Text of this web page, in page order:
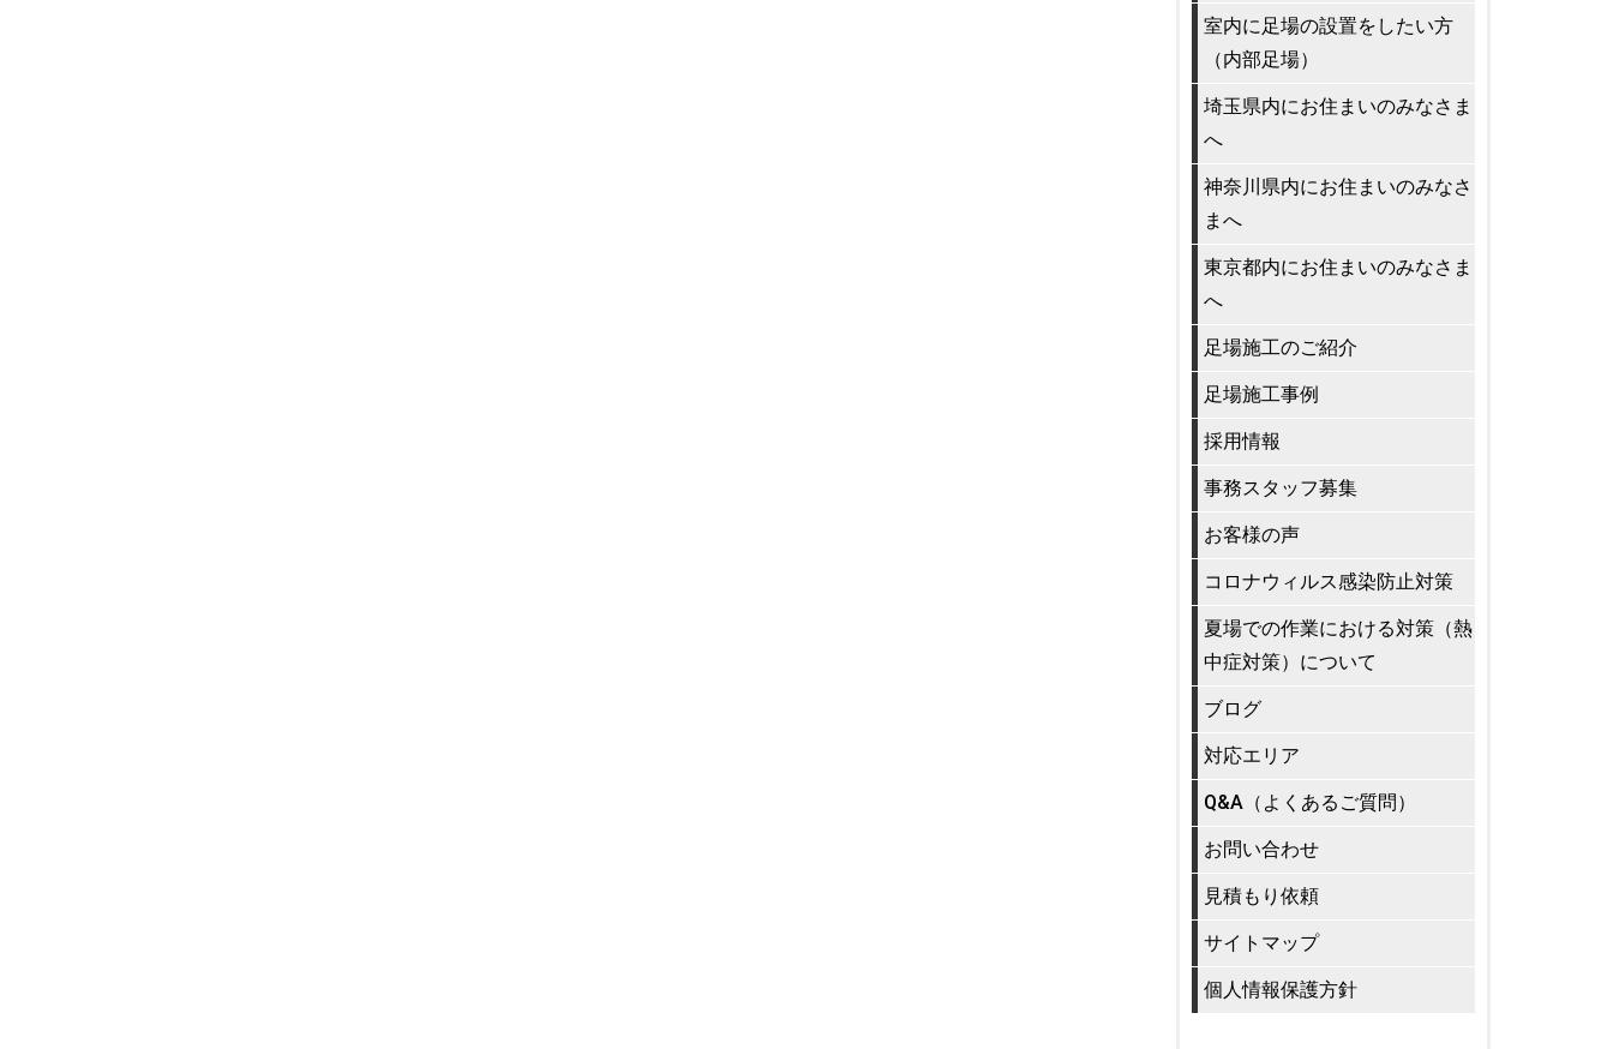
室内に足場の設置をしたい方
（内部足場）
埼玉県内にお住まいのみなさま
へ
神奈川県内にお住まいのみなさ
まへ
東京都内にお住まいのみなさま
へ
足場施工のご紹介
足場施工事例
採用情報
事務スタッフ募集
お客様の声
コロナウィルス感染防止対策
夏場での作業における対策（熱
中症対策）について
ブログ
対応エリア
Q&A（よくあるご質問）
お問い合わせ
見積もり依頼
サイトマップ
個人情報保護方針